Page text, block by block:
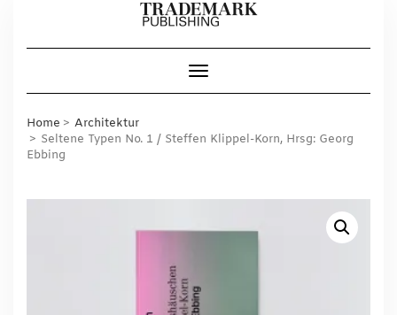
Toggle Navigation
Home
Architektur
Seltene Typen No. 1 / Steffen Klippel-Korn, Hrsg: Georg
Ebbing